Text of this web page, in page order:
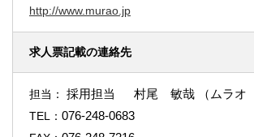
http://www.murao.jp
求人票記載の連絡先
担当： 採用担当 村尾 敏哉 （ムラオ
TEL： 076-248-0683